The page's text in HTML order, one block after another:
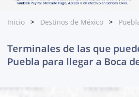
Inicio Destinos de México
Terminales de las que
Puebla para llegar a Boca